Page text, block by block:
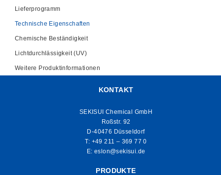
Lieferprogramm
Technische Eigenschaften
Chemische Beständigkeit
Lichtdurchlässigkeit (UV)
Weitere Produktinformationen
KONTAKT
SEKISUI Chemical GmbH
Roßstr. 92
D-40476 Düsseldorf
T: +49 211 – 369 77 0
E: eslon@sekisui.de
PRODUKTE